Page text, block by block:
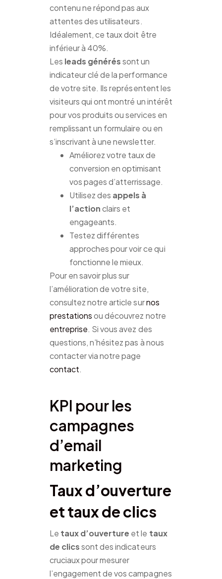
contenu ne répond pas aux
attentes des utilisateurs.
Idéalement, ce taux doit être
inférieur à 40%.
Les leads généréssont un
indicateur clé de la performance
de votre site. Ils représentent les
visiteurs qui ont montré un intérêt
pour vos produits ou services en
remplissant un formulaire ou en
s’inscrivant à une newsletter.
Améliorez votre taux de
conversion en optimisant
vos pages d’atterrissage.
Utilisez des appels à
l’actionclairs et
engageants.
Testez différentes
approches pour voir ce qui
fonctionne le mieux.
Pour en savoir plus sur
l’amélioration de votre site,
consultez notre article surnos
prestationsou découvrez notre
entreprise. Si vous avez des
questions, n’hésitez pas à nous
contacter via notre page
contact.
KPI pour les
campagnes
d’email
marketing
Taux d’ouverture
et taux de clics
Le taux d’ouverture et le taux
de clicssont des indicateurs
cruciaux pour mesurer
l’engagement de vos campagnes